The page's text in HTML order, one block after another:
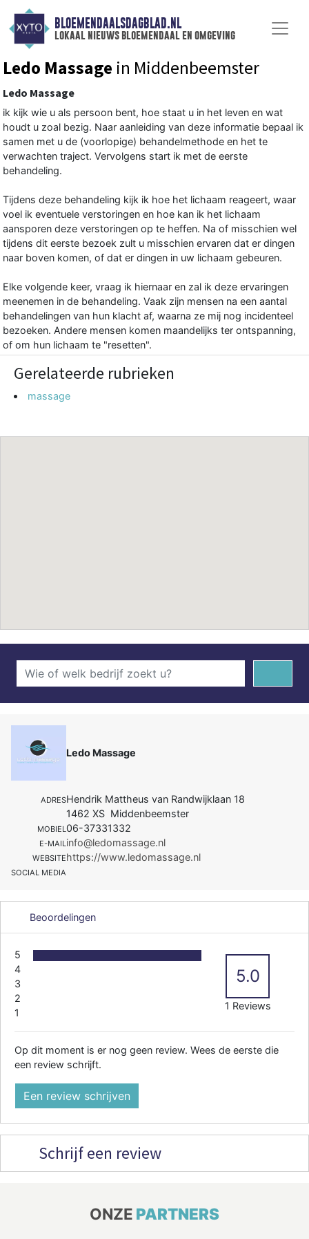
BLOEMENDAALSDAGBLAD.NL
lokaal nieuws bloemendaal en omgeving
Ledo Massage in Middenbeemster
Ledo Massage
ik kijk wie u als persoon bent, hoe staat u in het leven en wat
houdt u zoal bezig. Naar aanleiding van deze informatie bepaal ik
samen met u de (voorlopige) behandelmethode en het te
verwachten traject. Vervolgens start ik met de eerste
behandeling.
Tijdens deze behandeling kijk ik hoe het lichaam reageert, waar
voel ik eventuele verstoringen en hoe kan ik het lichaam
aansporen deze verstoringen op te heffen. Na of misschien wel
tijdens dit eerste bezoek zult u misschien ervaren dat er dingen
naar boven komen, of dat er dingen in uw lichaam gebeuren.
Elke volgende keer, vraag ik hiernaar en zal ik deze ervaringen
meenemen in de behandeling. Vaak zijn mensen na een aantal
behandelingen van hun klacht af, waarna ze mij nog incidenteel
bezoeken. Andere mensen komen maandelijks ter ontspanning,
of om hun lichaam te "resetten".
Gerelateerde rubrieken
massage
Ledo Massage
ADRESHendrik Mattheus van Randwijklaan 18
1462 XS Middenbeemster
MOBIEL 06-37331332
E-MAIL info@ledomassage.nl
WEBSITEhttps://www.ledomassage.nl
SOCIAL MEDIA
Beoordelingen
5
4
3
2
1
5.0
1 Reviews
Op dit moment is er nog geen review. Wees de eerste die
een review schrijft.
Een review schrijven
Schrijf een review
ONZE PARTNERS